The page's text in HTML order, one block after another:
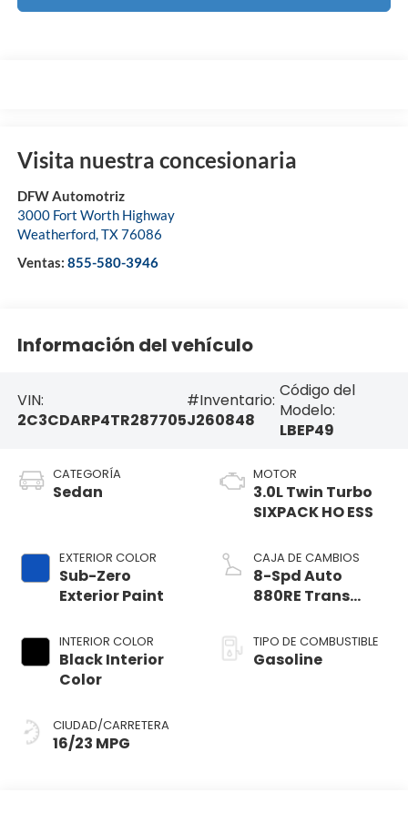
Visita nuestra concesionaria
DFW Automotriz
3000 Fort Worth Highway
Weatherford,TX76086
Ventas: 855-580-3946
Información del vehículo
VIN:
2C3CDARP4TR287705
#Inventario:
J260848
Código del
Modelo:
LBEP49
CATEGORÍA
Sedan
EXTERIOR COLOR
Sub-Zero
Exterior Paint
INTERIOR COLOR
Black Interior
Color
CIUDAD/CARRETERA
16/23 MPG
MOTOR
3.0L Twin Turbo
SIXPACK HO ESS
CAJA DE CAMBIOS
8-Spd Auto
880RE Trans
TIPO DE COMBUSTIBLE
Gasoline